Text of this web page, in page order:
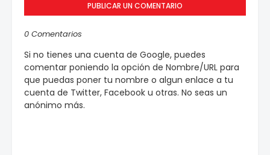
PUBLICAR UN COMENTARIO
0 Comentarios
Si no tienes una cuenta de Google, puedes
comentar poniendo la opción de Nombre/URL para
que puedas poner tu nombre o algun enlace a tu
cuenta de Twitter, Facebook u otras. No seas un
anónimo más.